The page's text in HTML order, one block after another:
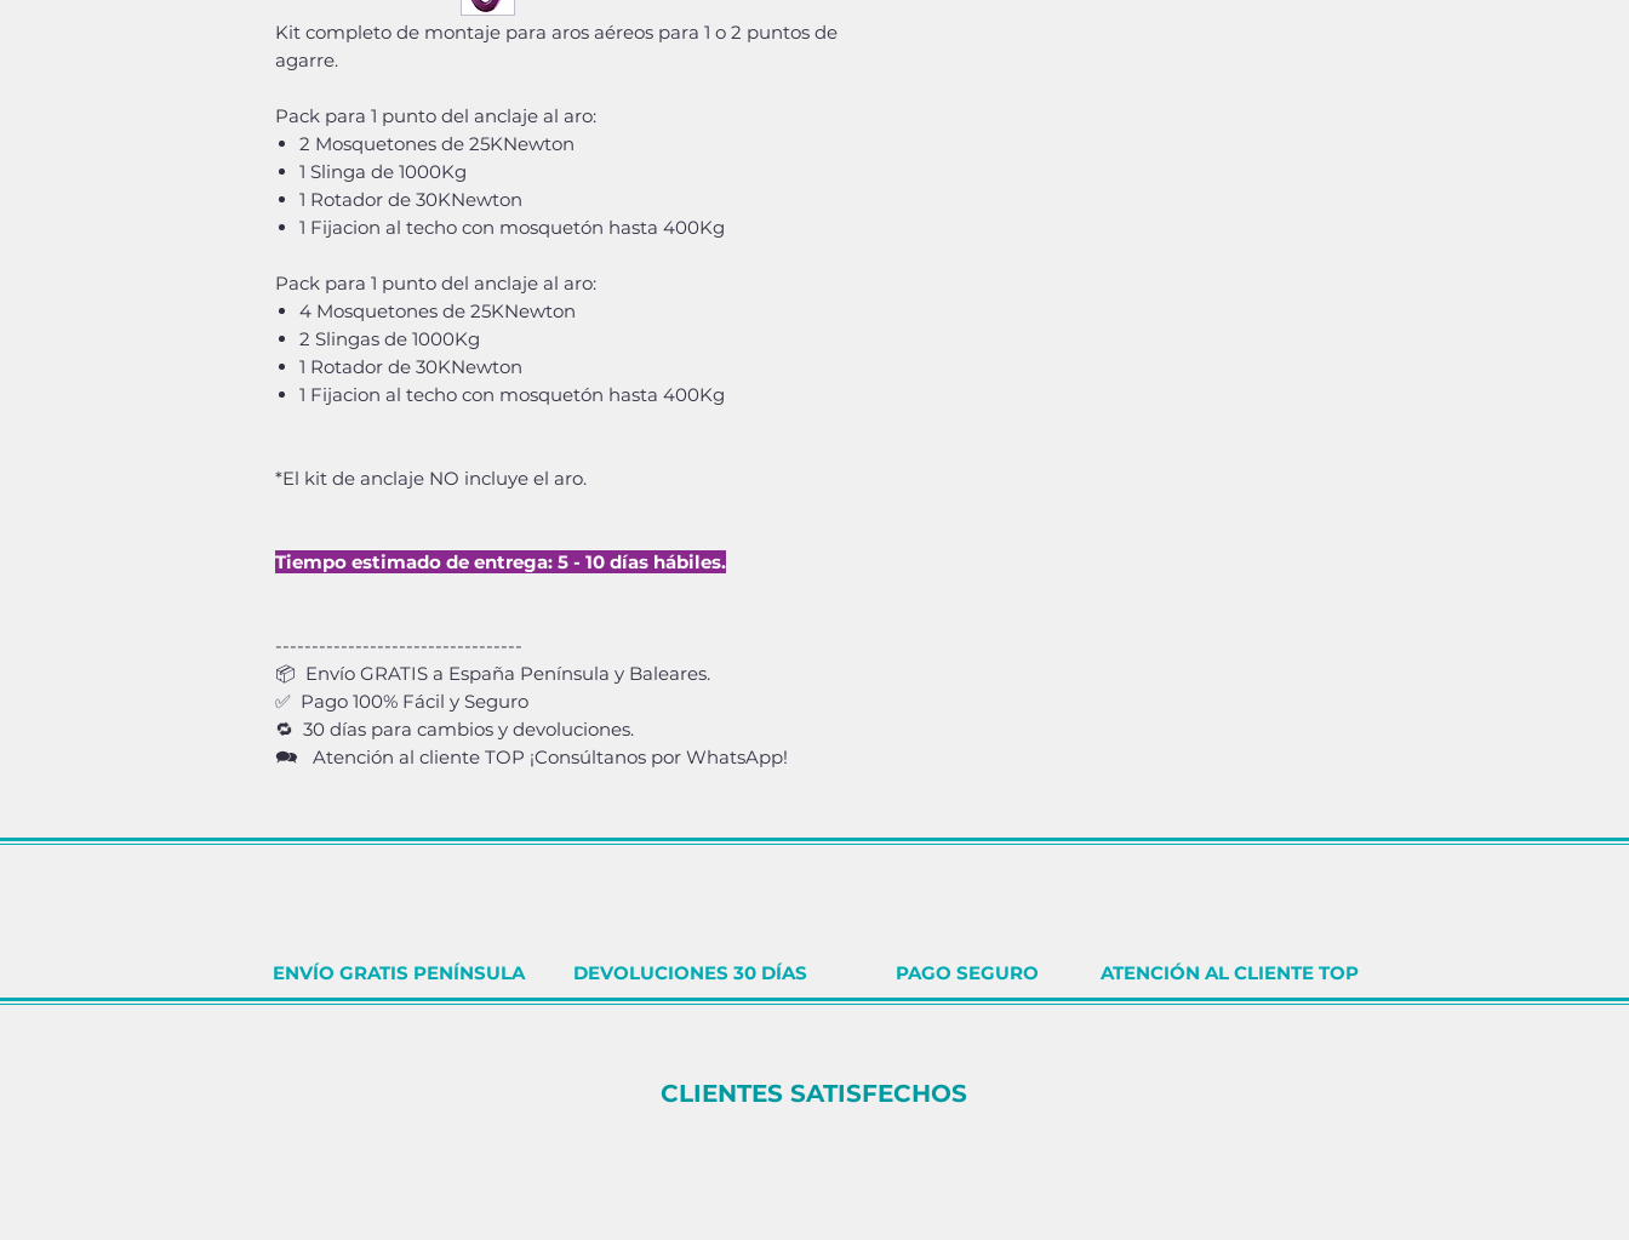
Kit completo de montaje para aros aéreos para 1 o 2 puntos de
agarre.
Pack para 1 punto del anclaje al aro:
2 Mosquetones de 25KNewton
1 Slinga de 1000Kg
1 Rotador de 30KNewton
1 Fijacion al techo con mosquetón hasta 400Kg
Pack para 1 punto del anclaje al aro:
4 Mosquetones de 25KNewton
2 Slingas de 1000Kg
1 Rotador de 30KNewton
1 Fijacion al techo con mosquetón hasta 400Kg
*El kit de anclaje NO incluye el aro.
Tiempo estimado de entrega: 5 - 10 días hábiles.
----------------------------------
📦 Envío GRATIS a España Península y Baleares.
✅ Pago 100% Fácil y Seguro
🔁 30 días para cambios y devoluciones.
🗪 Atención al cliente TOP ¡Consúltanos por WhatsApp!
ENVÍO GRATIS PENÍNSULA DEVOLUCIONES 30 DÍAS PAGO SEGURO ATENCIÓN AL CLIENTE TOP
CLIENTES SATISFECHOS